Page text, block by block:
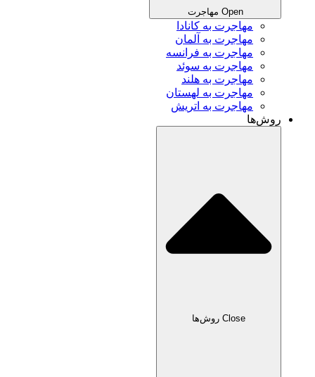
Open مهاجرت
مهاجرت به کانادا
مهاجرت به آلمان
مهاجرت به فرانسه
مهاجرت به سوئد
مهاجرت به هلند
مهاجرت به لهستان
مهاجرت به اتریش
روش‌ها
Close روش‌ها